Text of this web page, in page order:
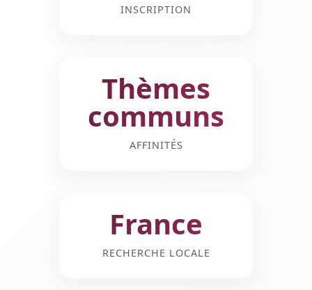
INSCRIPTION
Thèmes
communs
AFFINITÉS
France
RECHERCHE LOCALE